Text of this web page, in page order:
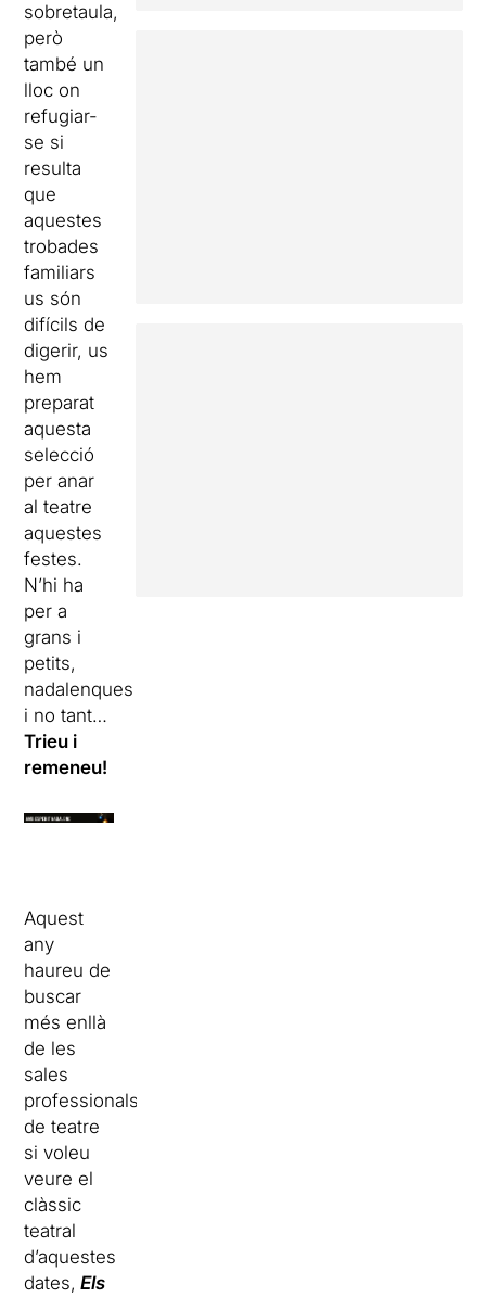
sobretaula,
però
també un
lloc on
refugiar-
se si
resulta
que
aquestes
trobades
familiars
us són
difícils de
digerir, us
hem
preparat
aquesta
selecció
per anar
al teatre
aquestes
festes.
N’hi ha
per a
grans i
petits,
nadalenques
i no tant…
Trieu i
remeneu!
Aquest
any
haureu de
buscar
més enllà
de les
sales
professionals
de teatre
si voleu
veure el
clàssic
teatral
d’aquestes
dates, Els